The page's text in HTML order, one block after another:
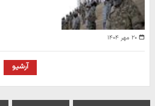
۲۰ مهر ۱۴۰۴
آرشیو